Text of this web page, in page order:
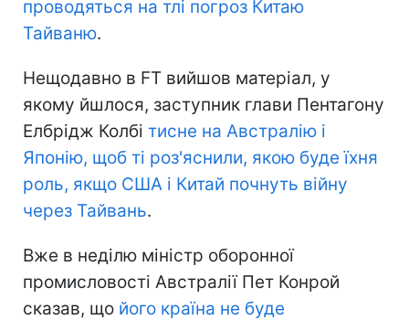
проводяться на тлі погроз Китаю
Тайваню.
Нещодавно в FT вийшов матеріал, у
якому йшлося, заступник глави Пентагону
Елбрідж Колбі тисне на Австралію і
Японію, щоб ті роз'яснили, якою буде їхня
роль, якщо США і Китай почнуть війну
через Тайвань.
Вже в неділю міністр оборонної
промисловості Австралії Пет Конрой
сказав, що його країна не буде